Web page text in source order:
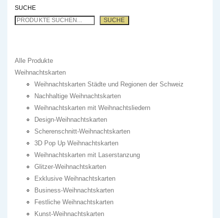
SUCHE
SUCHE
Alle Produkte
Weihnachtskarten
Weihnachtskarten Städte und Regionen der Schweiz
Nachhaltige Weihnachtskarten
Weihnachtskarten mit Weihnachtsliedern
Design-Weihnachtskarten
Scherenschnitt-Weihnachtskarten
3D Pop Up Weihnachtskarten
Weihnachtskarten mit Laserstanzung
Glitzer-Weihnachtskarten
Exklusive Weihnachtskarten
Business-Weihnachtskarten
Festliche Weihnachtskarten
Kunst-Weihnachtskarten